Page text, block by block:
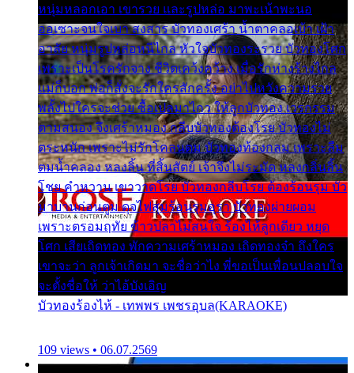
หนุ่มหลอกเอา เขารวย และรูปหล่อ มาพะเน้าพะนอ
ออเซาะจนใจเบา สงสาร บัวทองเศร้า น้ำตาคลอเบ้า เฝ้า
อาลัย หนุ่มรูปหล่อหนีไกล หัวใจบัวทองระรวย บัวทองโศก
เพราะเป็นโรครักจาง ชีวิตเคว้งคว้าง เมื่อรักห่างร้างไกล
แม่ก็บอก พ่อก็สั่งจะรักใครสักครั้ง อย่าไปหวังความรวย
พลั้งไปใครจะช่วย ซื้อเปลมาไกว ให้ลูกบัวทอง เวรกรรม
ตามสนอง จึงเศร้าหมอง กลีบบัวทองต้องโรย บัวทองไม่
ตระหนัก เพราะไม่รักโคลนตม บัวทองท้องกลม เพราะลืม
ตมน้ำคลอง หลงลิ้น ที่สิ้นสัตย์ เจ้าจึงไม่ระมัด หลงกลิ่นลิ้น
โชย คำหวาน เขาวาดโรย บัวทองกลีบโรย ต้องร้อนรุม บัว
มาบานก่อนตูม ดุจไฟสุมร้อนรุมอุรา บัวทองผ่ายผอม
เพราะตรอมฤทัย ข้าวปลาไม่สนใจ ร้องไห้ลูกเดียว หยุด
โศก เสียเถิดทอง พักความเศร้าหมอง เถิดทองจ๋า ถึงใคร
เขาจะว่า ลูกเจ้าเกิดมา จะชื่อว่าไง พี่ขอเป็นเพื่อนปลอบใจ
จะตั้งชื่อให้ ว่าไอ้บังเอิญ
บัวทองร้องไห้ - เทพพร เพชรอุบล(KARAOKE)
109 views • 06.07.2569